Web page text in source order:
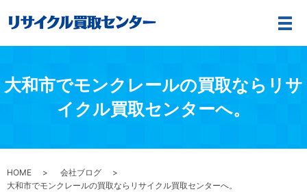
メ
大和市でモンクレールの買取ならリサ
イクル買取センターへ。
HOME
会社ブログ
大和市でモンクレールの買取ならリサイクル買取センターへ。